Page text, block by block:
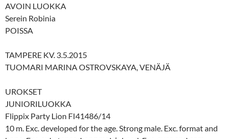
AVOIN LUOKKA
Serein Robinia
POISSA
TAMPERE KV. 3.5.2015
TUOMARI MARINA OSTROVSKAYA, VENÄJÄ
UROKSET
JUNIORILUOKKA
Flippix Party Lion FI41486/14
10 m. Exc. developed for the age. Strong male. Exc. format and